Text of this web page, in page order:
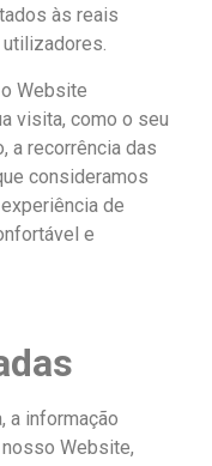
às reais
Website
visita, como o seu
a recorrência das
consideramos
de
e
a informação
Website,